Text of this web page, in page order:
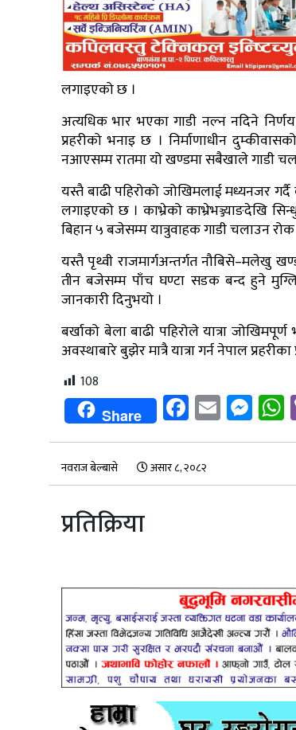
लगाइएको छ ।
अत्यधिक भार भएका गाडी नल्न नदिने निर्णय
प्रहरीको भनाइ छ । निर्माणाधीन
नआएसम्म रातमा यो खण्डमा सबैखाले गाडी
यस्तै बाढी पहिरोको जोखिमलाई मध्यनजर गर्दै
लगाइएको छ । काभ्रेको काभ्रेभञ्ज्याङदेखि
बिहान ५ बजेसम्म यात्रुवाहक गाडी चलाउन
यस्तै पृथ्वी राजमार्गअन्तर्गत नौबिसे–मलेखु
तीन बजेसम्म पाँच घण्टा सडक बन्द हुने
जानकारी दिनुभयो ।
बर्खाको बेला बाढी पहिरोले यात्रा
अवस्थाबारे बुझेर मात्रै यात्रा गर्न नेपाल
108
Share Facebook
Email
नवराज बेल्बासे असार ८, २०८२
प्रतिक्रिया